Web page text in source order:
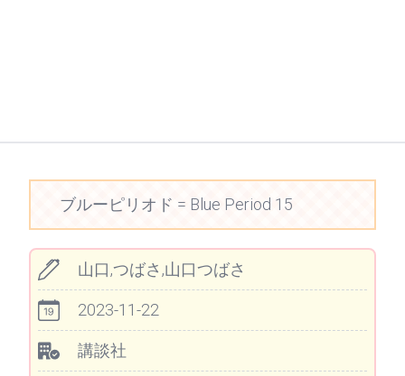
ブルーピリオド = Blue Period 15
山口,つばさ,山口つばさ
2023-11-22
講談社